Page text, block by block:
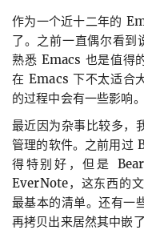
作为一个近十二年的
了。之前一直偶尔看
熟悉 Emacs 也是值得
在 Emacs 下不太适合
的过程中会有一些影响。
最近因为杂事比较多，
管理的软件。之前用过
得特别好，但是
EverNote，这东西的
最基本的清单。还有一
再拷贝出来居然其中嵌